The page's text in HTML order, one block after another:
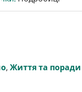
, Життя та поради